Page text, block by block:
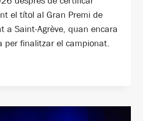
el títol al Gran Premi de
a Saint-Agrève, quan encara
per finalitzar el campionat.